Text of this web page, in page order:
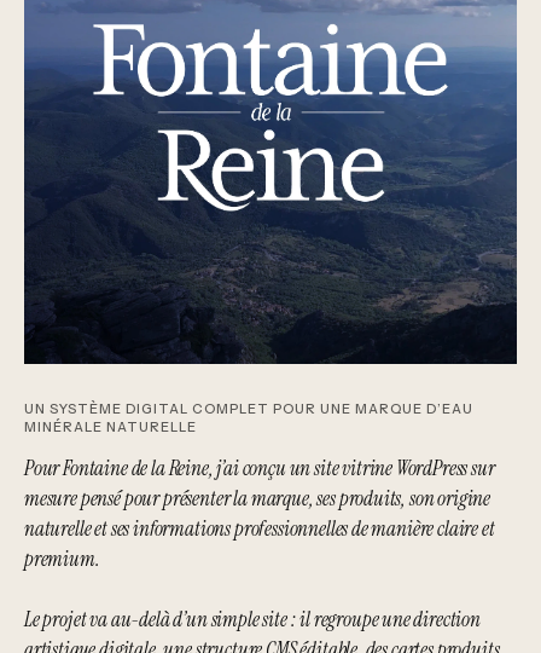
UN SYSTÈME DIGITAL COMPLET POUR UNE MARQUE D’EAU
MINÉRALE NATURELLE
Pour Fontaine de la Reine, j’ai conçu un site vitrine WordPress sur
mesure pensé pour présenter la marque, ses produits, son origine
naturelle et ses informations professionnelles de manière claire et
premium.
Le projet va au-delà d’un simple site : il regroupe une direction